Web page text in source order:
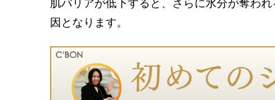
肌バリアが低下すると、さらに水分が奪わ
因となります。